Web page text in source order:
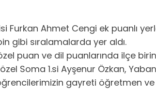
Ahmet Cengi ek puanlı
gibi sıralamalarda yer aldı.
puan ve dil puanlarında ilçe
Soma 1.si Ayşenur Özkan,
gayreti öğretmen